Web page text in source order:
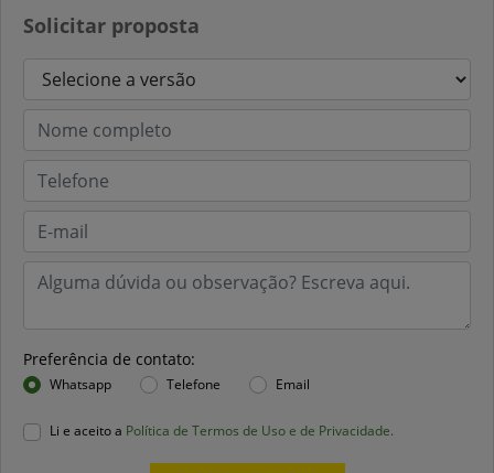
Solicitar proposta
Preferência de contato:
Whatsapp Telefone Email
Li e aceito a Política de Termos de Uso e de Privacidade.